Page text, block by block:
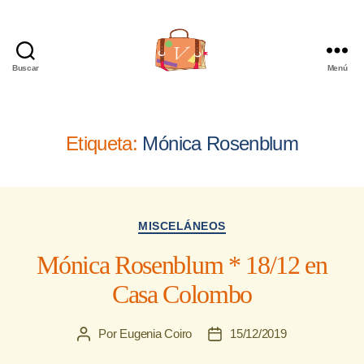
Buscar Menú
Etiqueta: Mónica Rosenblum
Categorías
MISCELÁNEOS
Mónica Rosenblum * 18/12 en
Casa Colombo
Autor
Por Eugenia Coiro
Fecha15/12/2019